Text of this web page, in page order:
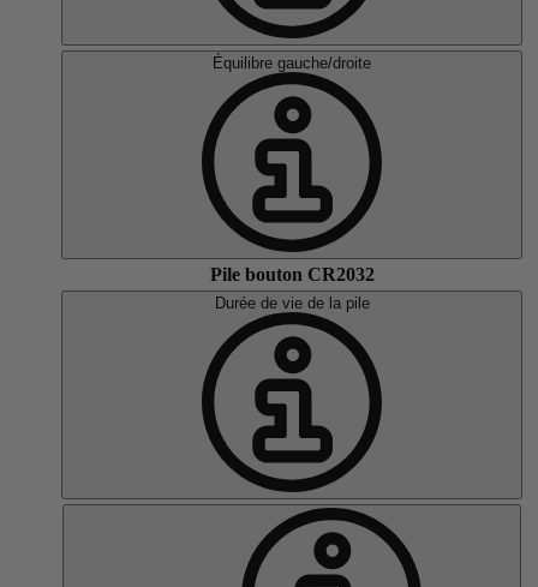
Équilibre gauche/droite
Pile bouton CR2032
Durée de vie de la pile